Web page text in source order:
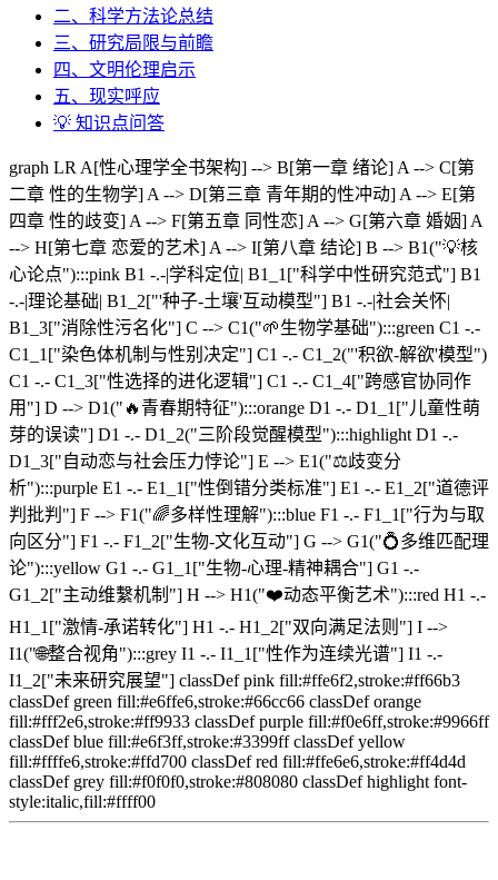
二、科学方法论总结
三、研究局限与前瞻
四、文明伦理启示
五、现实呼应
💡 知识点问答
graph LR A[性心理学全书架构] --> B[第一章 绪论] A --> C[第
二章 性的生物学] A --> D[第三章 青年期的性冲动] A --> E[第
四章 性的歧变] A --> F[第五章 同性恋] A --> G[第六章 婚姻] A
--> H[第七章 恋爱的艺术] A --> I[第八章 结论] B --> B1("💡核
心论点"):::pink B1 -.-|学科定位| B1_1["科学中性研究范式"] B1
-.-|理论基础| B1_2["'种子-土壤'互动模型"] B1 -.-|社会关怀|
B1_3["消除性污名化"] C --> C1("🌱生物学基础"):::green C1 -.-
C1_1["染色体机制与性别决定"] C1 -.- C1_2("'积欲-解欲'模型")
C1 -.- C1_3["性选择的进化逻辑"] C1 -.- C1_4["跨感官协同作
用"] D --> D1("🔥青春期特征"):::orange D1 -.- D1_1["儿童性萌
芽的误读"] D1 -.- D1_2("三阶段觉醒模型"):::highlight D1 -.-
D1_3["自动恋与社会压力悖论"] E --> E1("⚖️歧变分
析"):::purple E1 -.- E1_1["性倒错分类标准"] E1 -.- E1_2["道德评
判批判"] F --> F1("🌈多样性理解"):::blue F1 -.- F1_1["行为与取
向区分"] F1 -.- F1_2["生物-文化互动"] G --> G1("💍多维匹配理
论"):::yellow G1 -.- G1_1["生物-心理-精神耦合"] G1 -.-
G1_2["主动维繫机制"] H --> H1("❤️动态平衡艺术"):::red H1 -.-
H1_1["激情-承诺转化"] H1 -.- H1_2["双向满足法则"] I -->
I1("🌐整合视角"):::grey I1 -.- I1_1["性作为连续光谱"] I1 -.-
I1_2["未来研究展望"] classDef pink fill:#ffe6f2,stroke:#ff66b3
classDef green fill:#e6ffe6,stroke:#66cc66 classDef orange
fill:#fff2e6,stroke:#ff9933 classDef purple fill:#f0e6ff,stroke:#9966ff
classDef blue fill:#e6f3ff,stroke:#3399ff classDef yellow
fill:#ffffe6,stroke:#ffd700 classDef red fill:#ffe6e6,stroke:#ff4d4d
classDef grey fill:#f0f0f0,stroke:#808080 classDef highlight font-
style:italic,fill:#ffff00